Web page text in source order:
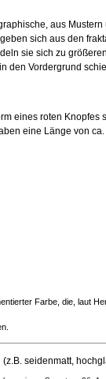
aus
sich aus den
sie sich zu
den Vordergrund
eines roten
eine Länge von
Farbe, die, laut
seidenmatt,